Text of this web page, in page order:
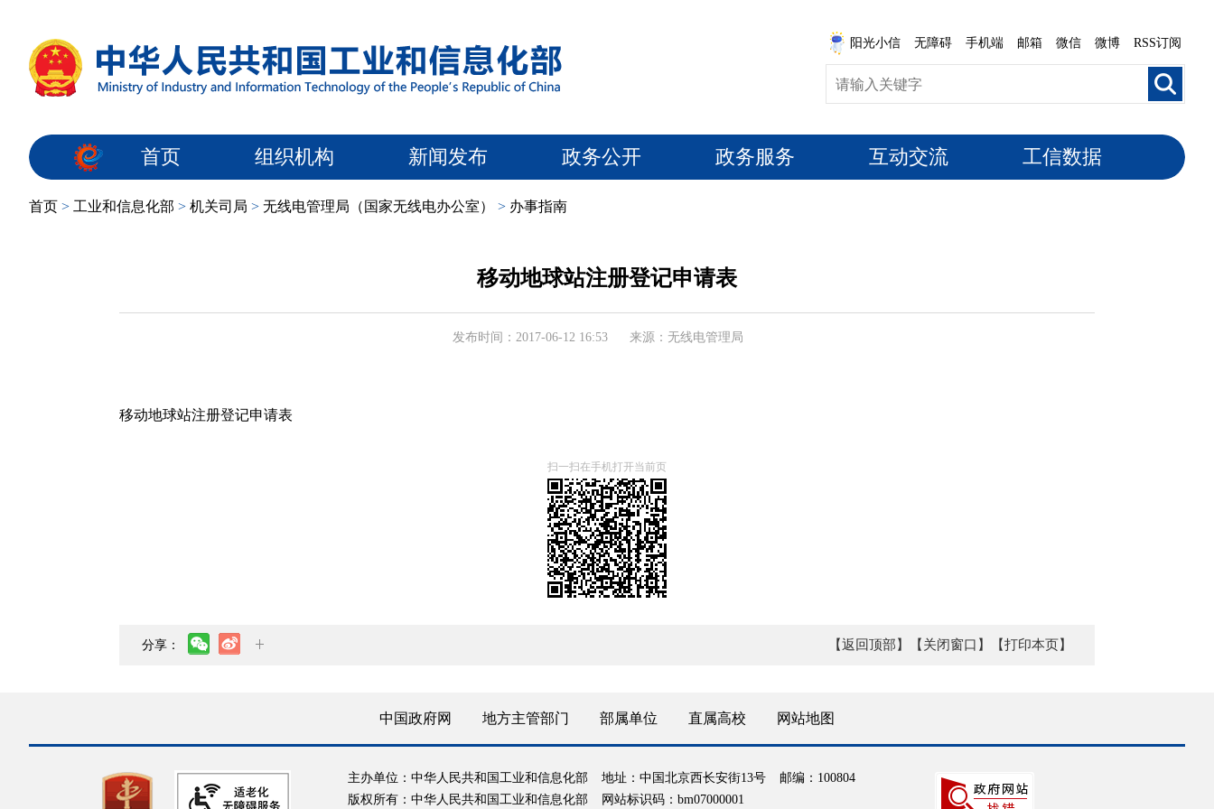
阳光小信 无障碍 手机端 邮箱 微信 微博 RSS订阅
首页 组织机构 新闻发布 政务公开 政务服务 互动交流 工信数据
首页 > 工业和信息化部 > 机关司局 > 无线电管理局（国家无线电办公室） > 办事指南
移动地球站注册登记申请表
发布时间：2017-06-12 16:53 来源：无线电管理局
移动地球站注册登记申请表
扫一扫在手机打开当前页
分享： 【返回顶部】 【关闭窗口】 【打印本页】
中国政府网 地方主管部门 部属单位 直属高校 网站地图
主办单位：中华人民共和国工业和信息化部 地址：中国北京西长安街13号
邮编：100804
版权所有：中华人民共和国工业和信息化部
网站标识码：bm07000001